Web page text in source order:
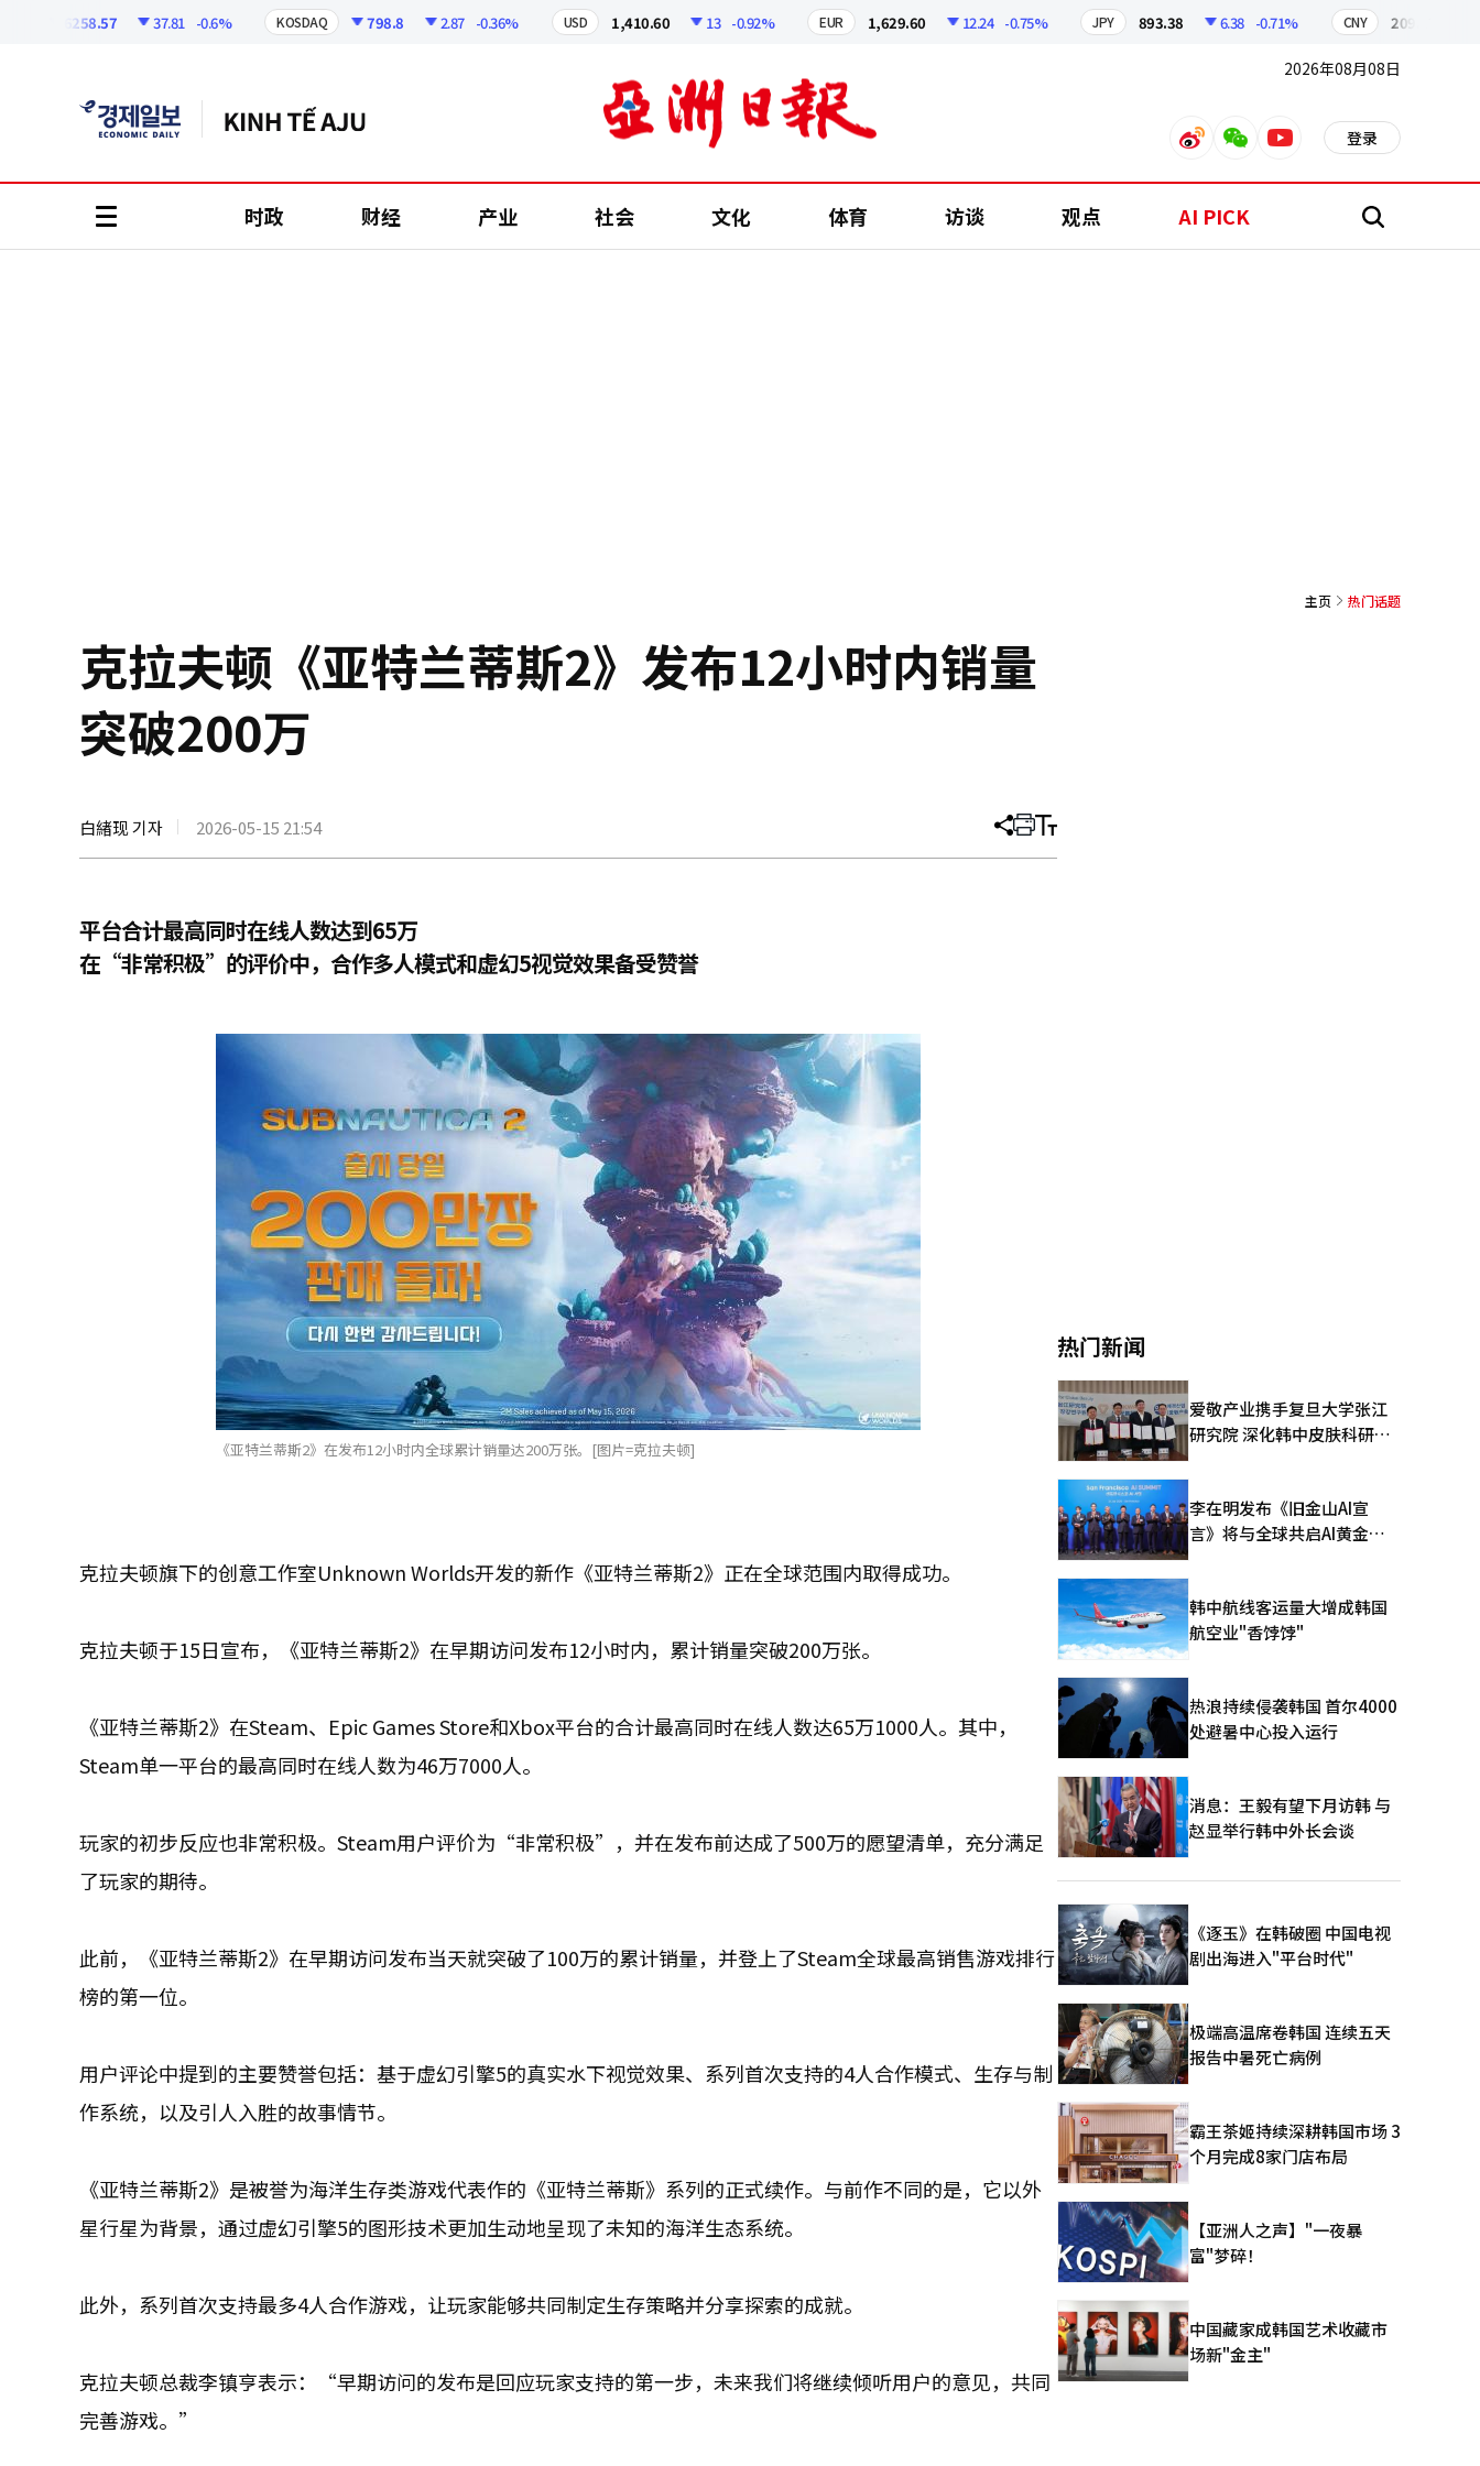
6258.57 37.81 -0.6% KOSDAQ 798.8 2.87 -0.36% USD 1,410.60 13 -0.92% EUR 1,629.60 12.24 -0.75% JPY 893.38 6.38 -0.71% CNY 209.17
2026年08月08日
weiboweixinyoutube 登录
时政 财经 产业 社会 文化 体育 访谈 观点 AI PICK 搜
主页 热门话题
克拉夫顿《亚特兰蒂斯2》发布12小时内销量
突破200万
白緖现 기자 2026-05-15 21:54 分
文
打 调
大
平台合计最高同时在线人数达到65万
在“非常积极”的评价中，合作多人模式和虚幻5视觉效果备受赞誉
《亚特兰蒂斯2》在发布12小时内全球累计销量达200万张。[图片=克拉夫顿]
克拉夫顿旗下的创意工作室Unknown Worlds开发的新作《亚特兰蒂斯2》正在全球范围内取得成功。
克拉夫顿于15日宣布，《亚特兰蒂斯2》在早期访问发布12小时内，累计销量突破200万张。
《亚特兰蒂斯2》在Steam、Epic Games Store和Xbox平台的合计最高同时在线人数达65万1000人。其中，
Steam单一平台的最高同时在线人数为46万7000人。
玩家的初步反应也非常积极。Steam用户评价为“非常积极”，并在发布前达成了500万的愿望清单，充分满足
了玩家的期待。
此前，《亚特兰蒂斯2》在早期访问发布当天就突破了100万的累计销量，并登上了Steam全球最高销售游戏排行
榜的第一位。
用户评论中提到的主要赞誉包括：基于虚幻引擎5的真实水下视觉效果、系列首次支持的4人合作模式、生存与制
作系统，以及引人入胜的故事情节。
《亚特兰蒂斯2》是被誉为海洋生存类游戏代表作的《亚特兰蒂斯》系列的正式续作。与前作不同的是，它以外
星行星为背景，通过虚幻引擎5的图形技术更加生动地呈现了未知的海洋生态系统。
此外，系列首次支持最多4人合作游戏，让玩家能够共同制定生存策略并分享探索的成就。
克拉夫顿总裁李镇亨表示：“早期访问的发布是回应玩家支持的第一步，未来我们将继续倾听用户的意见，共同
完善游戏。”
热门新闻
爱敬产业携手复旦大学张江
研究院 深化韩中皮肤科研合
李在明发布《旧金山AI宣
言》将与全球共启AI黄金时
韩中航线客运量大增成韩国
航空业"香饽饽"
热浪持续侵袭韩国 首尔4000
处避暑中心投入运行
消息：王毅有望下月访韩 与
赵显举行韩中外长会谈
《逐玉》在韩破圈 中国电视
剧出海进入"平台时代"
极端高温席卷韩国 连续五天
报告中暑死亡病例
霸王茶姬持续深耕韩国市场 3
个月完成8家门店布局
【亚洲人之声】"一夜暴
富"梦碎！
中国藏家成韩国艺术收藏市
场新"金主"